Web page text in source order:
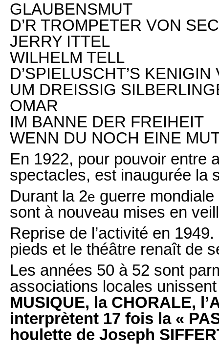
GLAUBENSMUT
D’R TROMPETER VON
JERRY ITTEL
WILHELM TELL
D’SPIELUSCHT’S
UM DREISSIG
OMAR
IM BANNE DER FREIHEIT
WENN DU NOCH EINE
En 1922, pour pouvoir entre
spectacles, est inaugurée la
Durant la 2e guerre
sont à nouveau mises en
Reprise de l’activité en
pieds et le théâtre renaît de
Les années 50 à 52 sont
associations locales
MUSIQUE, la CHORALE,
interprètent 17 fois la «
houlette de Joseph